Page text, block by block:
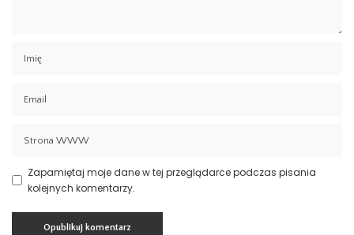
Zapamiętaj moje dane w tej przeglądarce podczas pisania
kolejnych komentarzy.